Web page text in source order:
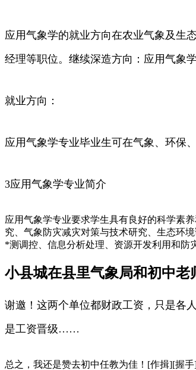
应用气象学的就业方向在农业气象及生
经理等职位。继续深造方向：应用气象
就业方向：
应用气象学专业毕业生可在气象、环保
3应用气象学专业简介
应用气象学专业要求学生具有良好的科学素
究、气象防灾减灾对策与技术研究、生态环
*测调控、信息分析处理、资源开发利用和防
小县城在县里气象局和初中老
谢邀！这两个单位都财政工资，只是各
是工资晋级……
总之，我还是赞去初中任教为佳！[作揖][握